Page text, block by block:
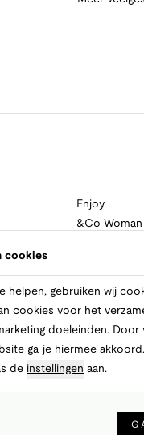
Enjoy
&Co Woman
cookies
helpen, gebruiken wij
cookies voor het
doeleinden. Door
ga je hiermee
de instellingen aan.